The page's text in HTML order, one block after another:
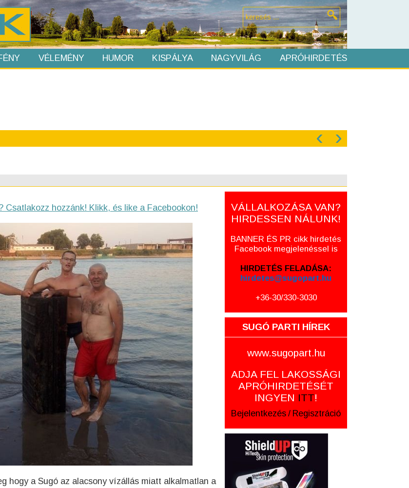
VÉLEMÉNY HUMOR KISPÁLYA NAGYVILÁG APRÓHIRDETÉS
‹ ›
hozzánk! Klikk, és like a Facebookon!
hogy a Sugó az alacsony vízállás miatt alkalmatlan a
VÁLLALKOZÁSA VAN?
HIRDESSEN NÁLUNK!
BANNER ÉS PR cikk hirdetés
Facebook megjelenéssel is
HIRDETÉS FELADÁSA:
hirdetes@sugopart.hu
+36-30/330-3030
SUGÓ PARTI HÍREK
www.sugopart.hu
ADJA FEL LAKOSSÁGI
APRÓHIRDETÉSÉT
INGYEN ITT!
Bejelentkezés / Regisztráció